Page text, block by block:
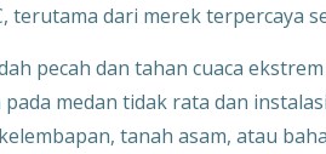
dari merek terpercaya
pecah dan tahan cuaca ekstrem
medan tidak rata dan
tanah asam, atau